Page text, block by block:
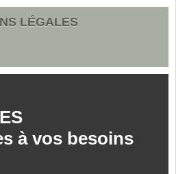
LÉGALES
à vos besoins